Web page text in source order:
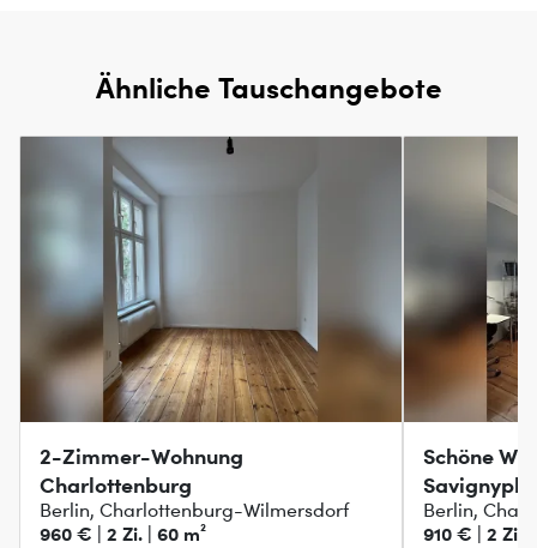
Ähnliche Tauschangebote
2-Zimmer-Wohnung
Charlottenburg
Berlin, Charlottenburg-Wilmersdorf
960 € | 2 Zi. | 60 m²
Schöne
Berlin,
910 € | 2 Zi. |